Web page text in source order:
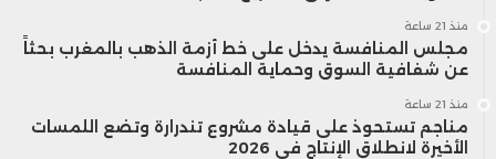
منذ 21 ساعة
مجلس المنافسة يدخل على خط أزمة الذهب بالمغرب بحثاً
عن شفافية السوق وحماية المنافسة
منذ 21 ساعة
مناجم تستحوذ على قيادة مشروع تندرارة وتضع اللمسات
الأخيرة لانطلاق الإنتاج في 2026